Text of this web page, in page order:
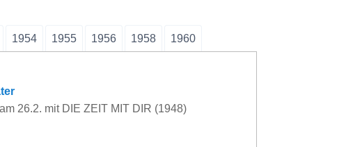
1954 1955 1956 1958 1960
26.2. mit DIE ZEIT MIT DIR (1948)